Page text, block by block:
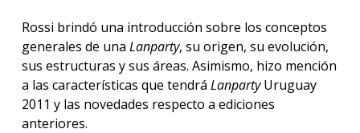
en
los
Rossi brindó una introducción sobre los conceptos
generales de una Lanparty, su origen, su evolución,
sus estructuras y sus áreas. Asimismo, hizo mención
a las características que tendrá LanpartyUruguay
2011 y las novedades respecto a ediciones
anteriores.